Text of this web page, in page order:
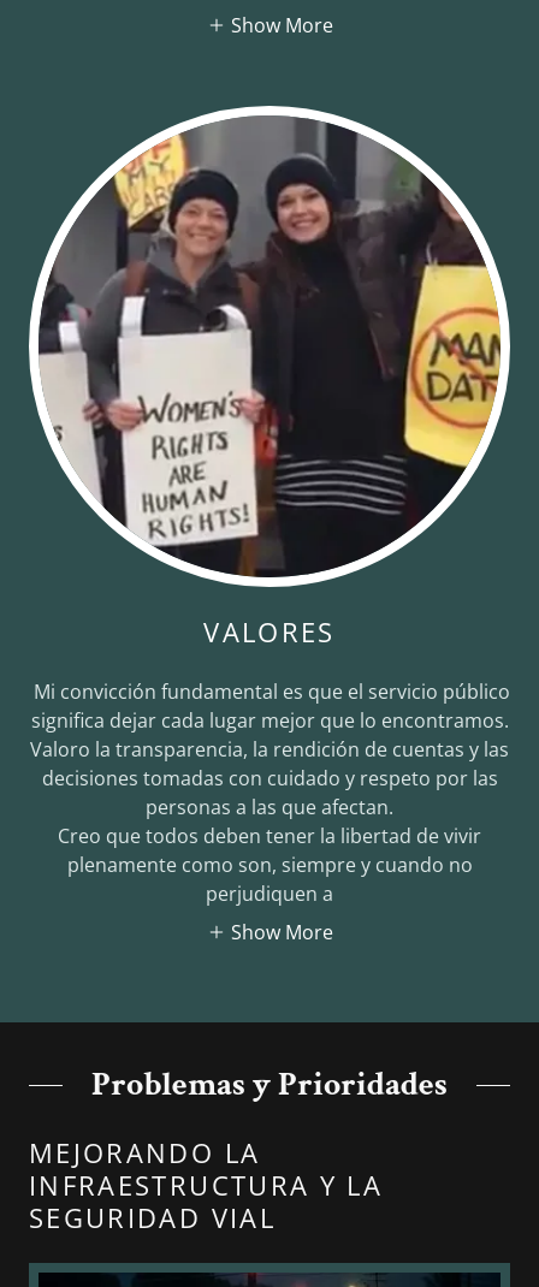
Show More
VALORES
Mi convicción fundamental es que el servicio público
significa dejar cada lugar mejor que lo encontramos.
Valoro la transparencia, la rendición de cuentas y las
decisiones tomadas con cuidado y respeto por las
personas a las que afectan.
Creo que todos deben tener la libertad de vivir
plenamente como son, siempre y cuando no
perjudiquen a
Show More
Problemas y Prioridades
MEJORANDO LA
INFRAESTRUCTURA Y LA
SEGURIDAD VIAL